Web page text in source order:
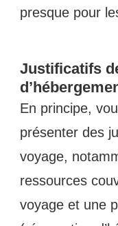
presque pour
Justificatifs
En principe,
présenter des
voyage,
ressources
voyage et une